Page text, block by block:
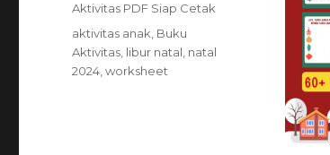
Aktivitas PDF Siap Cetak
Tags
aktivitas anak Buku
Aktivitas libur natal natal
2024 ,worksheet